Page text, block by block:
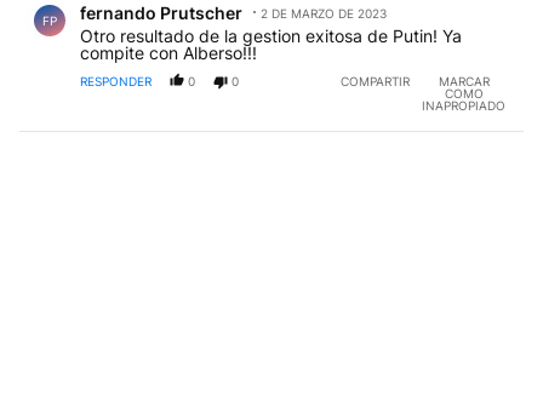
FP fernando Prutscher 2 DE MARZO DE 2023
Otro resultado de la gestion exitosa de Putin! Ya
compite con Alberso!!!
RESPONDER 0 0 COMPARTIR
MARCAR
COMO
INAPROPIADO